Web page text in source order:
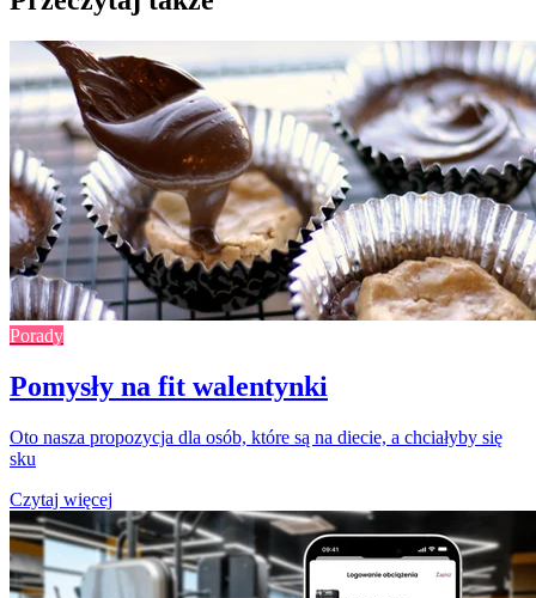
Porady
Pomysły na fit walentynki
Oto nasza propozycja dla osób, które są na diecie, a chciałyby się
sku
Czytaj więcej